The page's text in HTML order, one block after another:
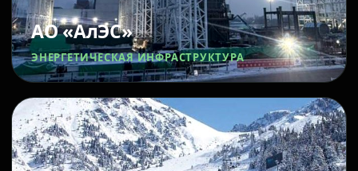
АО «АлЭС»
ЭНЕРГЕТИЧЕСКАЯ ИНФРАСТРУКТУРА